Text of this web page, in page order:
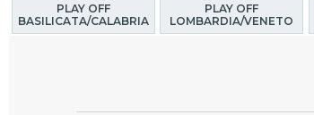
PLAY OFF
BASILICATA/CALABRIA
PLAY OFF
LOMBARDIA/VENETO